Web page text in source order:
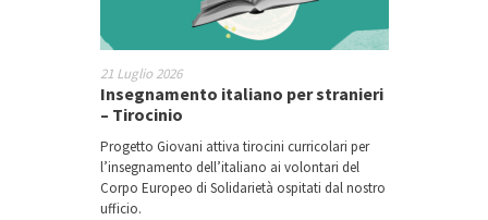
21 Luglio 2026
Insegnamento italiano per stranieri
– Tirocinio
Progetto Giovani attiva tirocini curricolari per
l’insegnamento dell’italiano ai volontari del
Corpo Europeo di Solidarietà ospitati dal nostro
ufficio.